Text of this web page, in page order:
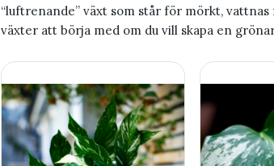
“luftrenande” växt som står för mörkt,
växter att börja med om du vill skapa en